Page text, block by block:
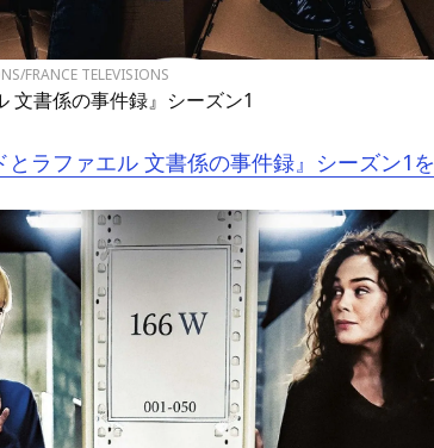
FRANCE TELEVISIONS
文書係の事件録』シーズン1
ラファエル 文書係の事件録』シーズン1